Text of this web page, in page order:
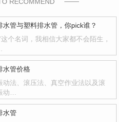
水管与塑料排水管，你pick谁？
这个名词，我相信大家都不会陌生，
水管价格
动法、滚压法、真空作业法以及滚
动…
水管